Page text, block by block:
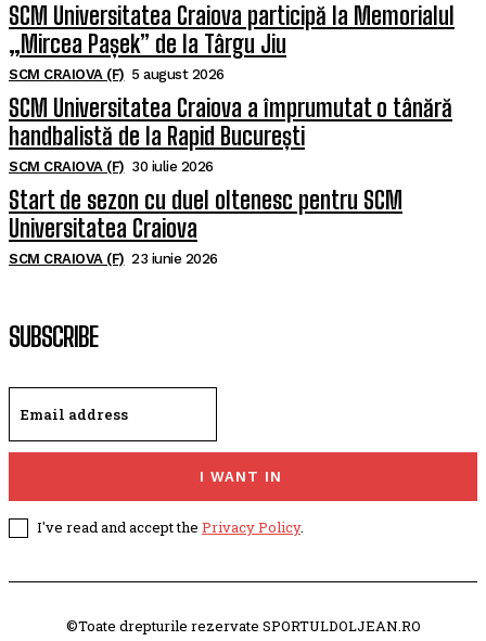
SCM Universitatea Craiova participă la Memorialul
„Mircea Pașek” de la Târgu Jiu
SCM CRAIOVA (F) 5 august 2026
SCM Universitatea Craiova a împrumutat o tânără
handbalistă de la Rapid București
SCM CRAIOVA (F) 30 iulie 2026
Start de sezon cu duel oltenesc pentru SCM
Universitatea Craiova
SCM CRAIOVA (F) 23 iunie 2026
SUBSCRIBE
I WANT IN
I've read and accept the Privacy Policy.
©Toate drepturile rezervate SPORTULDOLJEAN.RO